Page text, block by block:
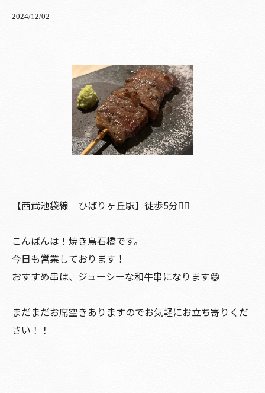
2024/12/02
【西武池袋線 ひばりヶ丘駅】徒歩5分🚶‍♀️
こんばんは！焼き鳥石橋です。
今日も営業しております！
おすすめ串は、ジューシーな和牛串になります😄
まだまだお席空きありますのでお気軽にお立ち寄りくだ
さい！！